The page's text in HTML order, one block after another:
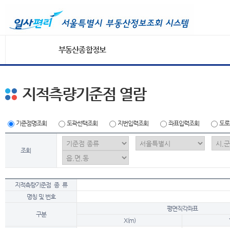
부동산종합정보
지적측량기준점 열람
기준점명조회 도곽선택조회 지번입력조회 좌표입력조회 도
조회
지적측량기준점 종 류
명칭 및 번호
구분
평면직각좌표
X(m)